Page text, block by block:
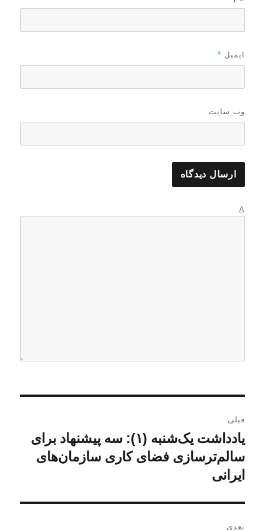
ایمیل *
وب‌ سایت
Δ
ه
ب
ر
قبلی
ن
و
ش
ه
یادداشت یک‌شنبه (۱): سه پیشنهاد برای
سالم‌ترسازی فضای کاری سازمان‌های
ایرانی
بعدی